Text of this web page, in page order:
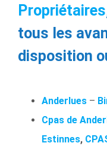
Propriétaires
tous les
disposition
Anderlues–
Cpas de
Estinnes,